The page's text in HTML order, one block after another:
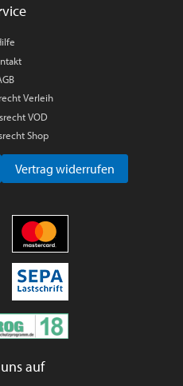
Verleih
VOD
Shop
Vertrag widerrufen
auf